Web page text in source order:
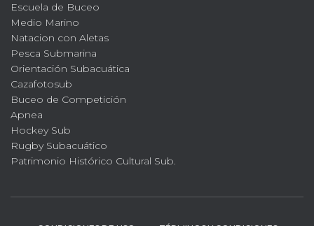
Escuela de Buceo
Medio Marino
Natacion con Aletas
Pesca Submarina
Orientación Subacuática
Cazafotosub
Buceo de Competición
Apnea
Hockey Sub
Rugby Subacuático
Patrimonio Histórico Cultural Sub.